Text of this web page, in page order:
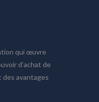
qui œuvre
d’achat de
des avantages